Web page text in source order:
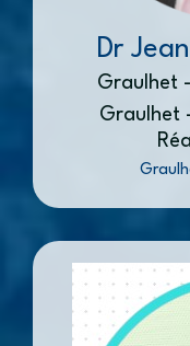
Dr
Graulhet
Graulhet